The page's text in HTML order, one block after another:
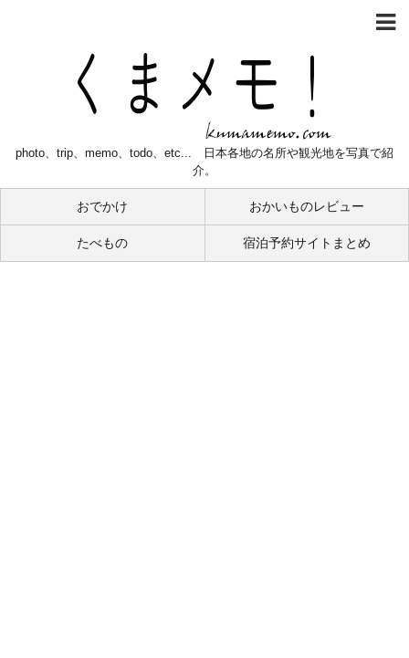
photo、trip、memo、todo、etc... 日本各地の名所や観光地を写真で紹
介。
おでかけ おかいものレビュー
たべもの 宿泊予約サイトまとめ